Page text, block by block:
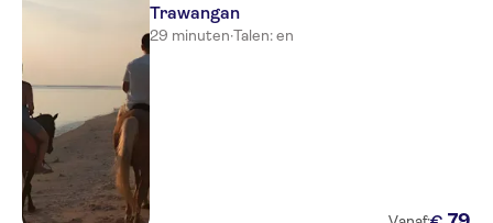
Trawangan
29 minuten·Talen: en